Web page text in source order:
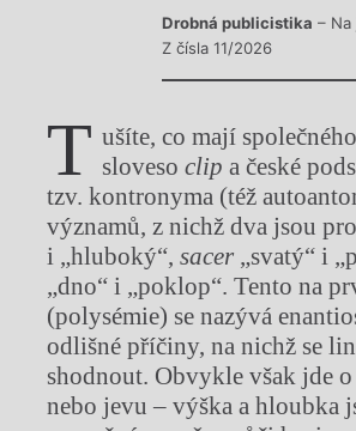
Drobná publicistika – Na
Z čísla 11/2026
T ušíte, co mají
sloveso clip a české
tzv. kontronyma (též
významů, z nichž dva jsou
i „hluboký“,sacer „svatý“ i
„dno“ i „poklop“. Tento na
(polysémie) se nazývá
odlišné příčiny, na nichž se
shodnout. Obvykle však jde
nebo jevu – výška a hloubka